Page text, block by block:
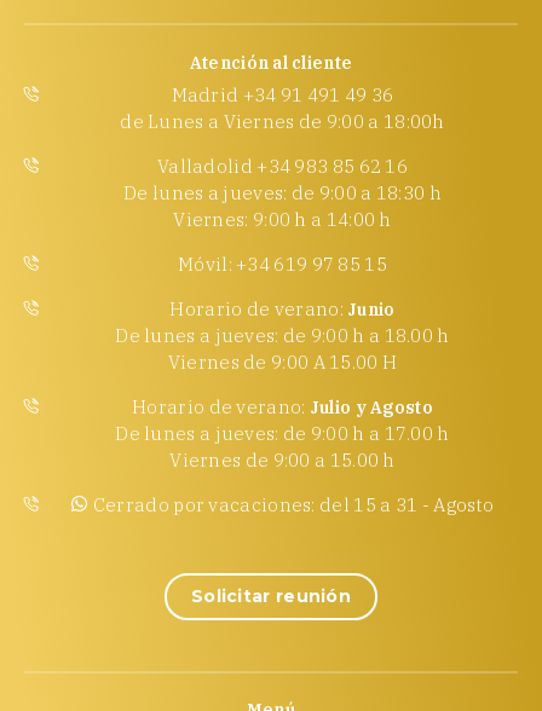
Atención al cliente
Madrid +34 91 491 49 36
de Lunes a Viernes de 9:00 a 18:00h
Valladolid +34 983 85 62 16
De lunes a jueves: de 9:00 a 18:30 h
Viernes: 9:00 h a 14:00 h
Móvil: +34 619 97 85 15
Horario de verano: Junio
De lunes a jueves: de 9:00 h a 18.00 h
Viernes de 9:00 A 15.00 H
Horario de verano: Julio y Agosto
De lunes a jueves: de 9:00 h a 17.00 h
Viernes de 9:00 a 15.00 h
Cerrado por vacaciones: del 15 a 31 - Agosto
Solicitar reunión